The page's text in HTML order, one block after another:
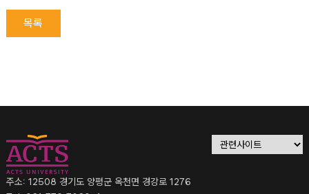
목록
주소: 12508 경기도 양평군 옥천면 경강로 1276